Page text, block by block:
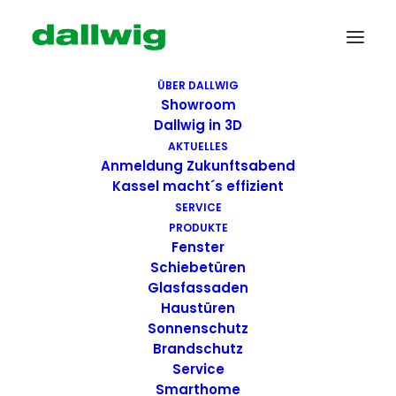
ÜBER DALLWIG
Showroom
Dallwig in 3D
AKTUELLES
Anmeldung Zukunftsabend
Kassel macht´s effizient
SERVICE
PRODUKTE
Fenster
Schiebetüren
Glasfassaden
Haustüren
Sonnenschutz
Brandschutz
Service
Smarthome
Wir suchen Dich!
Dallwig bietet
Perspektive